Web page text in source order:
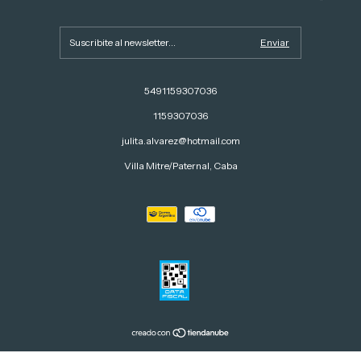
5491159307036
1159307036
julita.alvarez@hotmail.com
Villa Mitre/Paternal, Caba